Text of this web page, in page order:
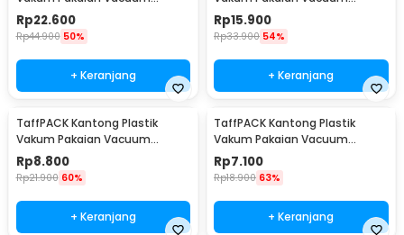
Compression Bag 1 PCS L -
SN024
Rp22.600
Rp44.900 50%
+ Keranjang
Compression Bag 1 PCS
80x110cm - YK-1000
Rp15.900
Rp33.900 54%
+ Keranjang
TaffPACK Kantong Plastik
Vakum Pakaian Vacuum
Compression Bag 1 PCS
60x80cm - YK-1000
Rp8.800
Rp21.900 60%
+ Keranjang
TaffPACK Kantong Plastik
Vakum Pakaian Vacuum
Compression Bag 1 PCS
50x70cm - YK-1000
Rp7.100
Rp18.900 63%
+ Keranjang